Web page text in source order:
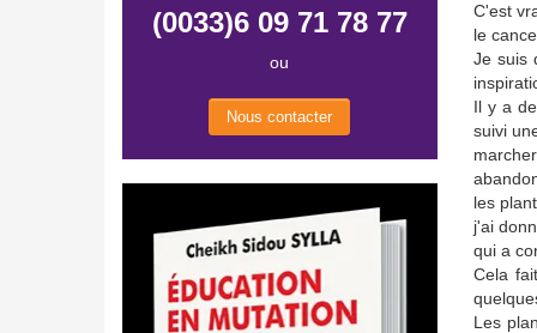
C'est
le
Je suis
Il y a
suivi
les
j'ai
qui a
Cela
Les
(0033)6 09 71 78 77
ou
Nous contacter